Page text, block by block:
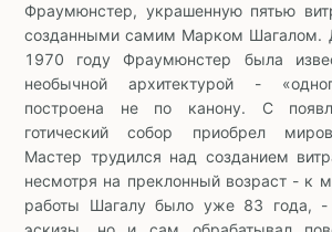
Фраумюнстер, украшенную пятью
созданными самим Марком Шагалом.
1970 году Фраумюнстер была
необычной архитектурой -
построена не по канону. С
готический собор приобрел
Мастер трудился над созданием
несмотря на преклонный возраст - к
работы Шагалу было уже 83 года, -